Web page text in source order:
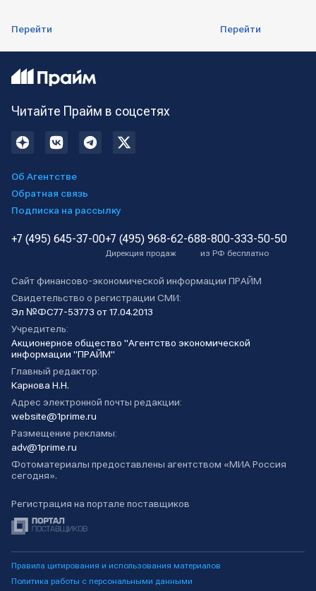
Перейти Перейти
Читайте Прайм в соцсетях
Об Агентстве
Обратная связь
Подписка на рассылку
+7 (495) 645-37-00+7 (495) 968-62-68
Дирекция продаж
8-800-333-50-50
из РФ бесплатно
Сайт финансово-экономической информации ПРАЙМ
Свидетельство о регистрации СМИ:
Эл №ФС77-53773 от 17.04.2013
Учредитель:
Акционерное общество "Агентство экономической
информации "ПРАЙМ"
Главный редактор:
Карнова Н.Н.
Адрес электронной почты редакции:
website@1prime.ru
Размещение рекламы:
adv@1prime.ru
Фотоматериалы предоставлены агентством «МИА Россия
сегодня».
Регистрация на портале поставщиков
Правила цитирования и использования материалов
Политика работы с персональными данными